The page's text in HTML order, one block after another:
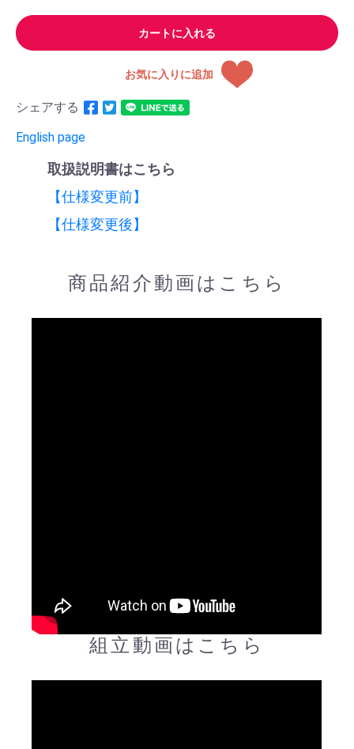
カートに入れる
お気に入りに追加
シェアする
English page
取扱説明書はこちら
【仕様変更前】
【仕様変更後】
商品紹介動画はこちら
組立動画はこちら